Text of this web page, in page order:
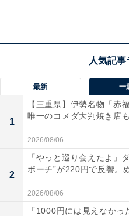
中でも、ジリ貧の業界内に
点でもある伊勢丹新宿本店
較的優位に事業再構築を
た。ところが、ここに来て
の大幅下方修正をします
パレル販売において、業
き崩すようなパラダイムシ
勢丹新宿本店の神通力す
い込まれていたのです。
最新 一
1
【三重県】伊勢名物「赤
唯一のコメダ大判焼き店
2026/08/06
2
「やっと巡り会えたよ」
ポーチ”が220円で反響。
2026/08/06
「1000円には見えなか